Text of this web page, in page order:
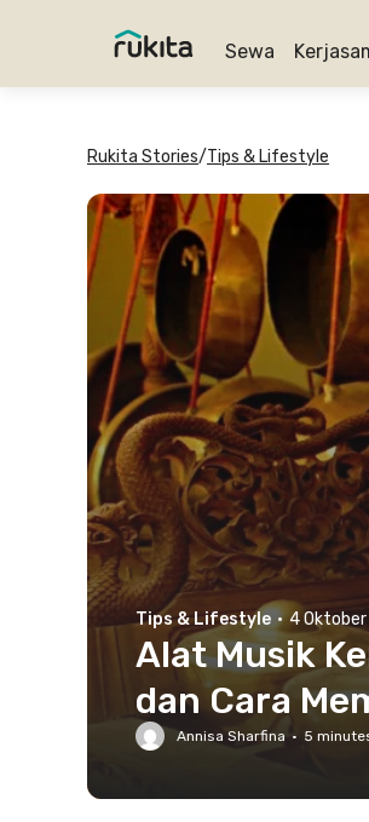
Sewa
Rukita Stories/Tips & Lifestyle
Tips & Lifestyle · 4
Alat Musik
dan Cara
Annisa Sharfina · 5